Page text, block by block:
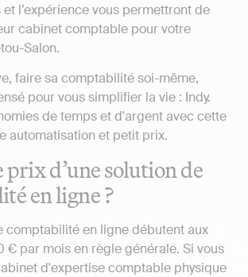
l’expérience vous permettront de
cabinet comptable pour votre
Salon.
faire sa comptabilité soi-même,
pour vous simplifier la vie : Indy.
de temps et d'argent avec cette
automatisation et petit prix.
prix d’une solution de
en ligne ?
comptabilité en ligne débutent aux
€ par mois en règle générale. Si vous
d'expertise comptable physique